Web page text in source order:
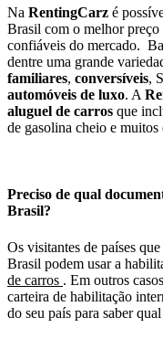
Na RentingCarz é
Brasil com o melhor preço
confiáveis do mercado.
dentre uma grande
familiares, conversíveis,
automóveis de luxo. A
aluguel de carros que
de gasolina cheio e muitos
Preciso de qual
Brasil?
Os visitantes de países
Brasil podem usar a
de carros . Em outros
carteira de habilitação
do seu país para saber